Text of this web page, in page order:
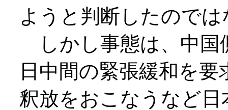
ようと判断したので
しかし事態は、中国
日中間の緊張緩和を
釈放をおこなうなど